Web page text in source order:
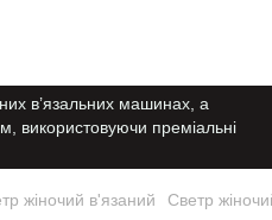
в’язальних машинах, а
використовуючи преміальні
жіночий в'язаний Светр